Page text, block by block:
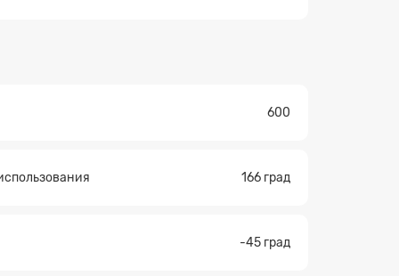
600
166 град
-45 град